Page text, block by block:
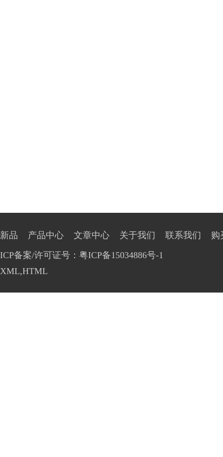
新品 产品中心 文章中心 关于我们 联系我们
购
ICP备案/许可证号：粤ICP备15034886号-1
XML,HTML